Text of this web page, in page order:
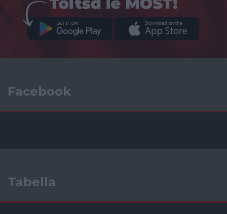
Facebook
Tabella